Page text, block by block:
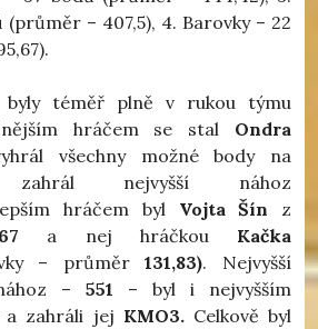
(průměr – 407,5), 4. Barovky – 22
byly téměř plně v rukou týmu
hráčem se stal Ondra
všechny možné body na
nejvyšší nához
hráčem byl Vojta Šín z
a nej hráčkou Kačka
– průměr131,83). Nejvyšší
– 551 – byl i nejvyšším
a zahráli jej KMO3. Celkově byl